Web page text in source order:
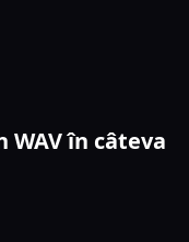
WAV în câteva